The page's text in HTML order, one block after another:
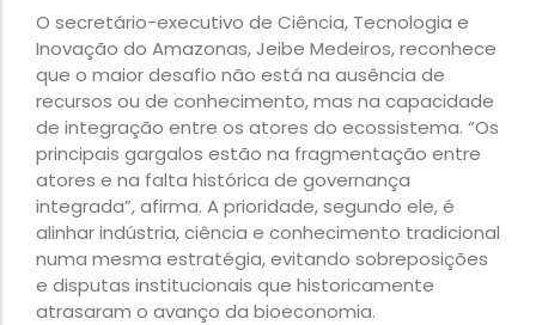
O secretário-executivo de Ciência, Tecnologia e
Inovação do Amazonas, Jeibe Medeiros, reconhece
que o maior desafio não está na ausência de
recursos ou de conhecimento, mas na capacidade
de integração entre os atores do ecossistema. “Os
principais gargalos estão na fragmentação entre
atores e na falta histórica de governança
integrada”, afirma. A prioridade, segundo ele, é
alinhar indústria, ciência e conhecimento tradicional
numa mesma estratégia, evitando sobreposições
e disputas institucionais que historicamente
atrasaram o avanço da bioeconomia.